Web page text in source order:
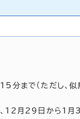
分まで（ただし、
、12月29日から1月